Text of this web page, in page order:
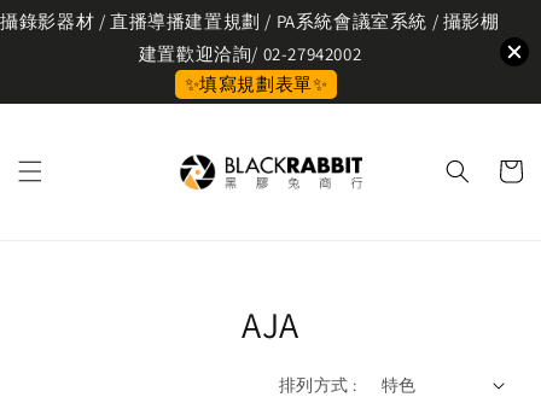
攝錄影器材 / 直播導播建置規劃 / PA系統會議室系統 / 攝影棚
建置歡迎洽詢/ 02-27942002
✨填寫規劃表單✨
AJA
排列方式 :